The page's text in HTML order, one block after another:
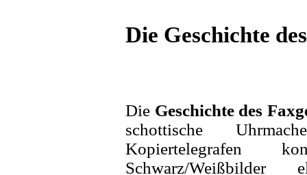
Die Geschichte
Die Geschichte des
schottische
Kopiertelegrafen
Schwarz/Weißbilder